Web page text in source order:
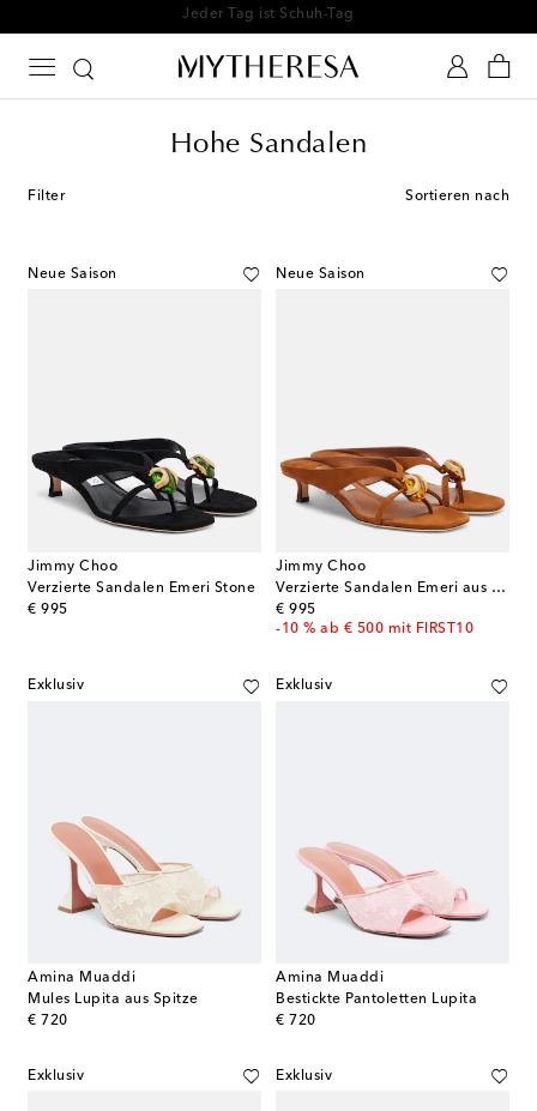
Jeder Tag ist Schuh-Tag
Hohe Sandalen
Filter Sortieren nach
Neue Saison
Jimmy Choo
Verzierte Sandalen Emeri Stone
€ 995
original price
Neue Saison
Jimmy Choo
Verzierte Sandalen Emeri aus Veloursleder
€ 995
original price
-10 % ab € 500 mit FIRST10
Exklusiv
Amina Muaddi
Mules Lupita aus Spitze
€ 720
original price
Exklusiv
Amina Muaddi
Bestickte Pantoletten Lupita
€ 720
original price
Exklusiv Exklusiv